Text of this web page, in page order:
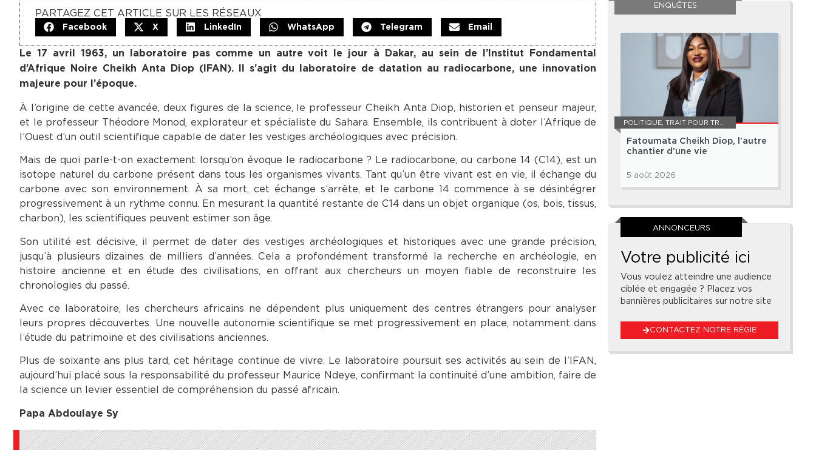
PARTAGEZ CET ARTICLE SUR LES RÉSEAUX
Facebook X LinkedIn WhatsApp Telegram Email
Le 17 avril 1963, un laboratoire pas comme un autre voit le jour à Dakar, au sein de l’Institut Fondamental
d’Afrique Noire Cheikh Anta Diop (IFAN). Il s’agit du laboratoire de datation au radiocarbone, une innovation
majeure pour l’époque.
À l’origine de cette avancée, deux figures de la science, le professeur Cheikh Anta Diop, historien et penseur majeur,
et le professeur Théodore Monod, explorateur et spécialiste du Sahara. Ensemble, ils contribuent à doter l’Afrique de
l’Ouest d’un outil scientifique capable de dater les vestiges archéologiques avec précision.
Mais de quoi parle-t-on exactement lorsqu’on évoque le radiocarbone ? Le radiocarbone, ou carbone 14 (C14), est un
isotope naturel du carbone présent dans tous les organismes vivants. Tant qu’un être vivant est en vie, il échange du
carbone avec son environnement. À sa mort, cet échange s’arrête, et le carbone 14 commence à se désintégrer
progressivement à un rythme connu. En mesurant la quantité restante de C14 dans un objet organique (os, bois, tissus,
charbon), les scientifiques peuvent estimer son âge.
Son utilité est décisive, il permet de dater des vestiges archéologiques et historiques avec une grande précision,
jusqu’à plusieurs dizaines de milliers d’années. Cela a profondément transformé la recherche en archéologie, en
histoire ancienne et en étude des civilisations, en offrant aux chercheurs un moyen fiable de reconstruire les
chronologies du passé.
Avec ce laboratoire, les chercheurs africains ne dépendent plus uniquement des centres étrangers pour analyser
leurs propres découvertes. Une nouvelle autonomie scientifique se met progressivement en place, notamment dans
l’étude du patrimoine et des civilisations anciennes.
Plus de soixante ans plus tard, cet héritage continue de vivre. Le laboratoire poursuit ses activités au sein de l’IFAN,
aujourd’hui placé sous la responsabilité du professeur Maurice Ndeye, confirmant la continuité d’une ambition, faire de
la science un levier essentiel de compréhension du passé africain.
Papa Abdoulaye Sy
ENQUÊTES
POLITIQUE, TRAIT POUR TRAIT
Fatoumata Cheikh Diop, l’autre
chantier d’une vie
5 août 2026
ANNONCEURS
Votre publicité ici
Vous voulez atteindre une audience
ciblée et engagée ? Placez vos
bannières publicitaires sur notre site
CONTACTEZ NOTRE RÉGIE